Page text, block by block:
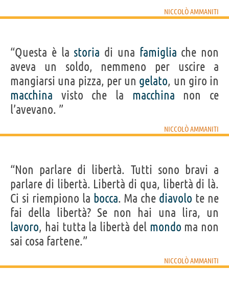
NICCOLÒ AMMANITI
“Questa è la storia di una famiglia che non
aveva un soldo, nemmeno per uscire a
mangiarsi una pizza, per un gelato, un giro in
macchina visto che la macchina non ce
l’avevano. ”
NICCOLÒ AMMANITI
“Non parlare di libertà. Tutti sono bravi a
parlare di libertà. Libertà di qua, libertà di là.
Ci si riempiono la bocca. Ma che diavolo te ne
fai della libertà? Se non hai una lira, un
lavoro, hai tutta la libertà del mondo ma non
sai cosa fartene.”
NICCOLÒ AMMANITI